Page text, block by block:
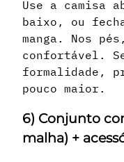
Use a camisa
baixo, ou
manga. Nos
confortável.
formalidade,
pouco maior.
6) Conjunto
malha) +